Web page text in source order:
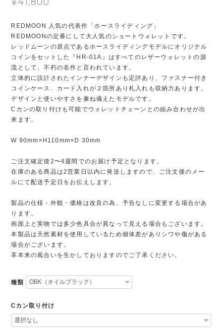
REDMOON 人気の代表作「ホースライディング」
REDMOONの定番にして大人気のショートウォレットです。
レッドムーンの原点であるホースライディングモデルにオリジナル
コインをセットした『HR-01A』はすべてのレザーウォレットの源
流として、不朽の名作と言われています。
立体的に設計されたインナーデザインも定評あり、ファスナー付き
コインケース、カード入れが２箇所あり札入れも収納力あります。
デザインと使いやすさを兼ね備えたモデルです。
Cカンの取り付けも可能でウォレットチェーンとの組み合わせが出
来ます。
W 90mm×H110mm×D 30mm
ご注文確定後2〜4週間でのお届け予定となります。
在庫のある商品は2営業日以内に発送しますので、ご注文後のメー
ルにて配送予定日をお伝えします。
製品の仕様・外観・価格は改良の為、予告なしに変更する場合があ
ります。
画面上と実物では多少色具合が異なって見える場合もございます。
本製品は天然素材を使用しているため個体差がありシワや傷がある
場合がございます。
革本来の風合いを生かしておりますのでご了承ください。
種類
Cカン取り付け